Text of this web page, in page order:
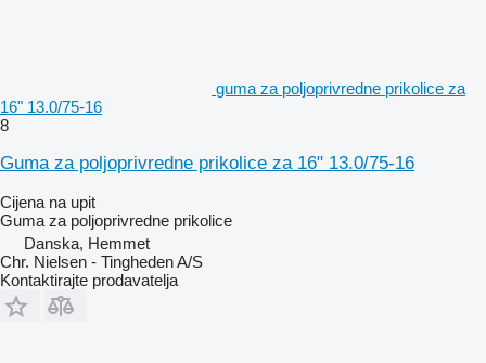
guma za poljoprivredne prikolice za
16" 13.0/75-16
8
Guma za poljoprivredne prikolice za 16" 13.0/75-16
Cijena na upit
Guma za poljoprivredne prikolice
Danska, Hemmet
Chr. Nielsen - Tingheden A/S
Kontaktirajte prodavatelja